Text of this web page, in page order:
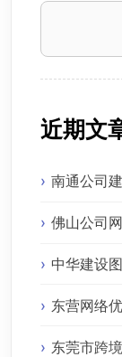
近期文
南通公司
佛山公司
中华建设
东营网络
东莞市跨